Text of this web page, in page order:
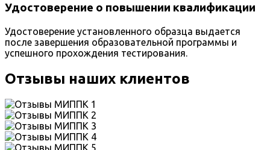
Удостоверение о повышении квалификации
Удостоверение установленного образца выдается
после завершения образовательной программы и
успешного прохождения тестирования.
Отзывы наших клиентов